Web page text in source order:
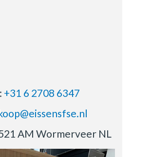
+31 6 2708 6347
AM Wormerveer NL